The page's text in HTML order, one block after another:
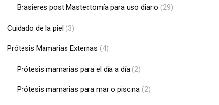
Brasieres post Mastectomía para uso diario (29)
Cuidado de la piel (3)
Prótesis Mamarias Externas (4)
Prótesis mamarias para el día a día (2)
Prótesis mamarias para mar o piscina (2)